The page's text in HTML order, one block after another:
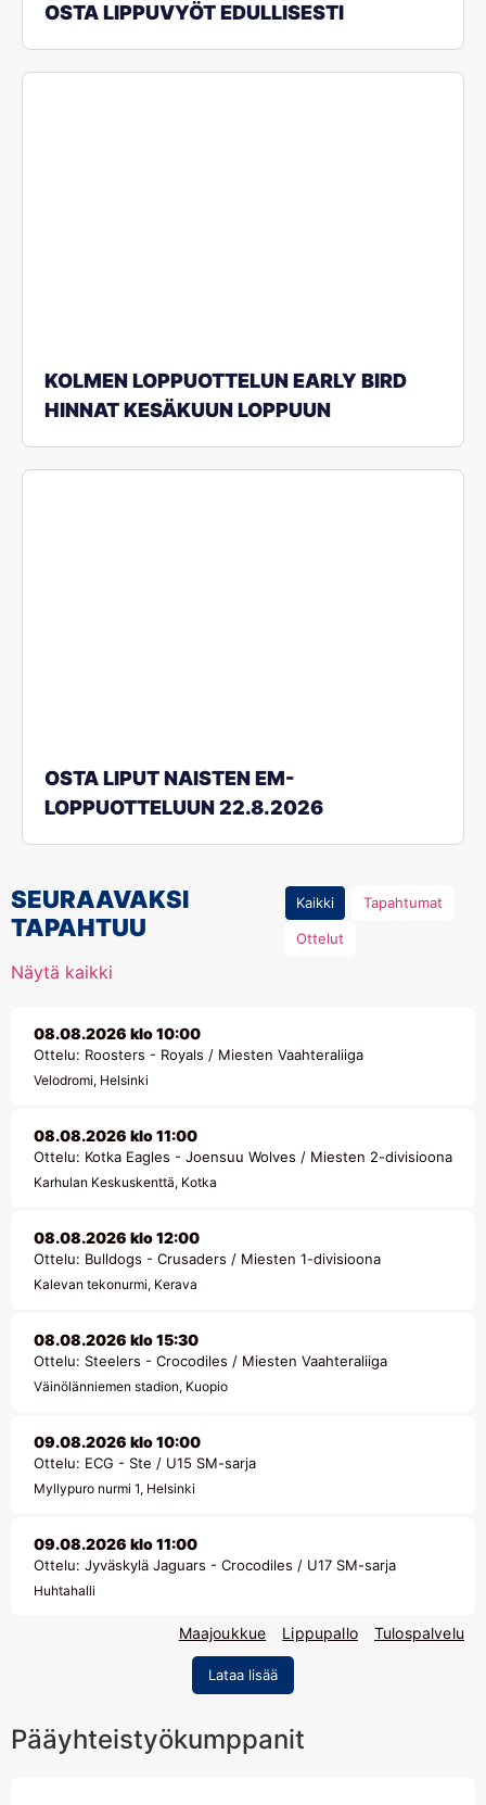
OSTA LIPPUVYÖT EDULLISESTI
KOLMEN LOPPUOTTELUN EARLY BIRD
HINNAT KESÄKUUN LOPPUUN
OSTA LIPUT NAISTEN EM-
LOPPUOTTELUUN 22.8.2026
SEURAAVAKSI
TAPAHTUU
Kaikki Tapahtumat
Ottelut
Näytä kaikki
08.08.2026 klo 10:00
Ottelu: Roosters - Royals / Miesten Vaahteraliiga
Velodromi, Helsinki
08.08.2026 klo 11:00
Ottelu: Kotka Eagles - Joensuu Wolves / Miesten 2-divisioona
Karhulan Keskuskenttä, Kotka
08.08.2026 klo 12:00
Ottelu: Bulldogs - Crusaders / Miesten 1-divisioona
Kalevan tekonurmi, Kerava
08.08.2026 klo 15:30
Ottelu: Steelers - Crocodiles / Miesten Vaahteraliiga
Väinölänniemen stadion, Kuopio
09.08.2026 klo 10:00
Ottelu: ECG - Ste / U15 SM-sarja
Myllypuro nurmi 1, Helsinki
09.08.2026 klo 11:00
Ottelu: Jyväskylä Jaguars - Crocodiles / U17 SM-sarja
Huhtahalli
Maajoukkue Lippupallo Tulospalvelu
Lataa lisää
Pääyhteistyökumppanit